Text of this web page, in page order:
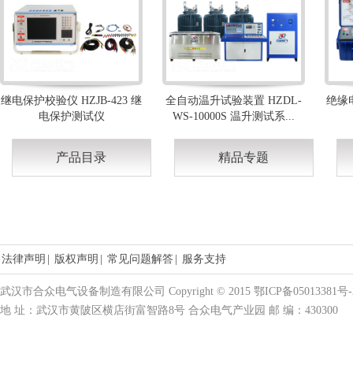
继电保护校验仪 HZJB-423 继
电保护测试仪
全自动温升试验装置 HZDL-
WS-10000S 温升测试系...
绝缘
产品目录 精品专题
法律声明 版权声明 常见问题解答 服务支持
武汉市合众电气设备制造有限公司 Copyright © 2015 鄂ICP备05013381号
地 址：武汉市黄陂区横店街富智路8号 合众电气产业园 邮 编：430300